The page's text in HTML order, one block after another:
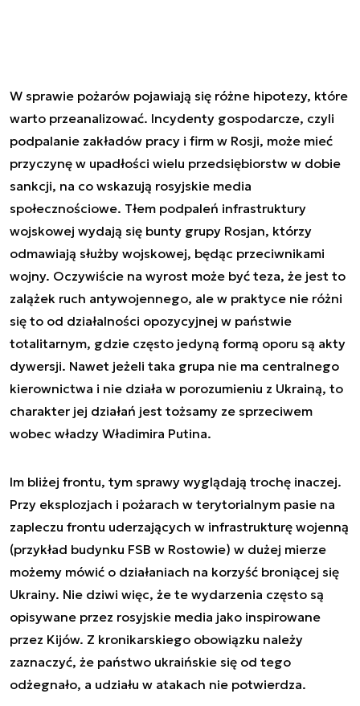
W sprawie pożarów pojawiają się różne hipotezy, które
warto przeanalizować. Incydenty gospodarcze, czyli
podpalanie zakładów pracy i firm w Rosji, może mieć
przyczynę w upadłości wielu przedsiębiorstw w dobie
sankcji, na co wskazują rosyjskie media
społecznościowe. Tłem podpaleń infrastruktury
wojskowej wydają się bunty grupy Rosjan, którzy
odmawiają służby wojskowej, będąc przeciwnikami
wojny. Oczywiście na wyrost może być teza, że jest to
zalążek ruch antywojennego, ale w praktyce nie różni
się to od działalności opozycyjnej w państwie
totalitarnym, gdzie często jedyną formą oporu są akty
dywersji. Nawet jeżeli taka grupa nie ma centralnego
kierownictwa i nie działa w porozumieniu z Ukrainą, to
charakter jej działań jest tożsamy ze sprzeciwem
wobec władzy Władimira Putina.
Im bliżej frontu, tym sprawy wyglądają trochę inaczej.
Przy eksplozjach i pożarach w terytorialnym pasie na
zapleczu frontu uderzających w infrastrukturę wojenną
(przykład budynku FSB w Rostowie) w dużej mierze
możemy mówić o działaniach na korzyść broniącej się
Ukrainy. Nie dziwi więc, że te wydarzenia często są
opisywane przez rosyjskie media jako inspirowane
przez Kijów. Z kronikarskiego obowiązku należy
zaznaczyć, że państwo ukraińskie się od tego
odżegnało, a udziału w atakach nie potwierdza.